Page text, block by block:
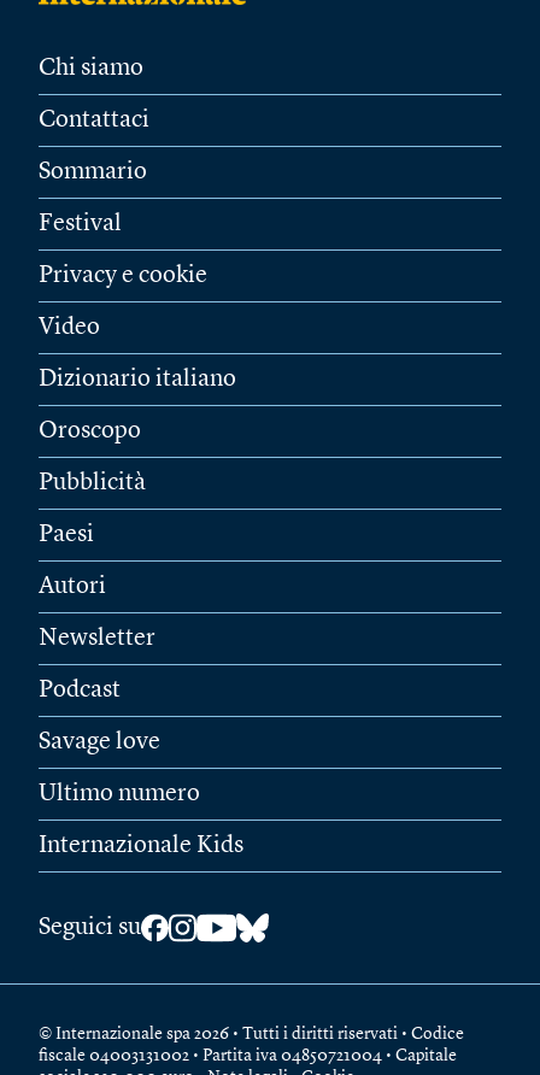
Chi siamo
Contattaci
Sommario
Festival
Privacy e cookie
Video
Dizionario italiano
Oroscopo
Pubblicità
Paesi
Autori
Newsletter
Podcast
Savage love
Ultimo numero
Internazionale Kids
Seguici su
© Internazionale spa 2026 • Tutti i diritti riservati • Codice
fiscale 04003131002 • Partita iva 04850721004 • Capitale